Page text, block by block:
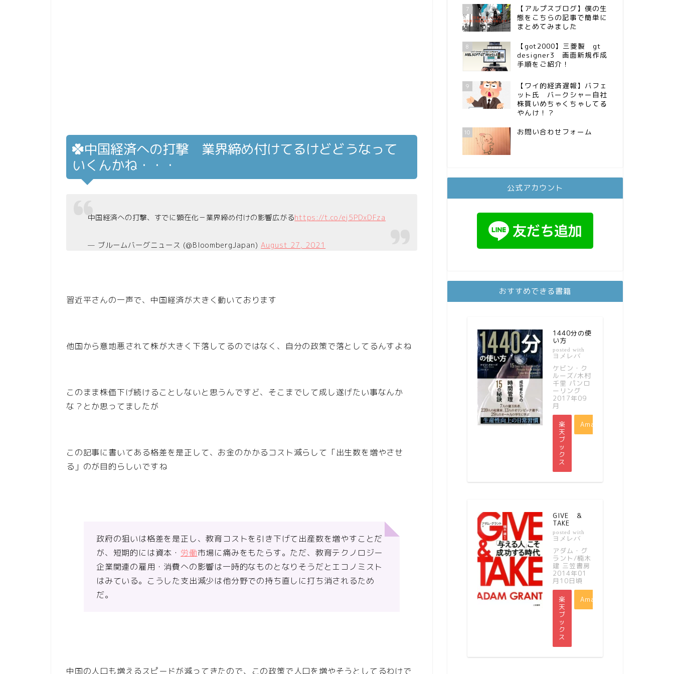
中国経済への打撃 業界締め付けてるけどどうなって
いくんかね・・・
中国経済への打撃、すでに顕在化－業界締め付けの影響広がるhttps://t.co/ej5PDxDFza
— ブルームバーグニュース (@BloombergJapan)August 27, 2021
習近平さんの一声で、中国経済が大きく動いております
他国から意地悪されて株が大きく下落してるのではなく、自分の政策で落としてるんすよね
このまま株価下げ続けることしないと思うんですど、そこまでして成し遂げたい事なんか
な？とか思ってましたが
この記事に書いてある格差を是正して、お金のかかるコスト減らして「出生数を増やさせ
る」のが目的らしいですね
政府の狙いは格差を是正し、教育コストを引き下げて出産数を増やすことだ
が、短期的には資本・ 労働市場に痛みをもたらす。ただ、教育テクノロジー
企業関連の雇用・消費への影響は一時的なものとなりそうだとエコノミスト
はみている。こうした支出減少は他分野での持ち直しに打ち消されるため
だ。
中国の人口も増えるスピードが減ってきたので、この政策で人口を増やそうとしてるわけで
7
【アルプスブログ】僕の生
態をこちらの記事で簡単に
まとめてみました
8
【got2000】三菱製 gt
designer3 画面新規作成
手順をご紹介！
9
【ワイ的経済遅報】バフェ
ット氏 バークシャー自社
株買いめちゃくちゃしてる
やんけ！？
10 お問い合わせフォーム
公式アカウント
おすすめできる書籍
1440分の使
い方
posted with
ヨメレバ
ケビン・ク
ルーズ/木村
千里 パンロ
ーリング
2017年09
月
楽
天
ブ
ッ
ク
ス
Amazon
GIVE ＆
TAKE
posted with
ヨメレバ
アダム・グ
ラント/楠木
建 三笠書房
2014年01
月10日頃
楽
天
ブ
ッ
ク
ス
Amazon